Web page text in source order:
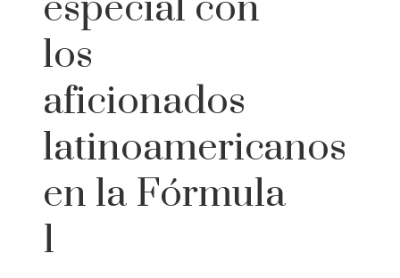
los
aficionados
latinoamericanos
en la Fórmula
1